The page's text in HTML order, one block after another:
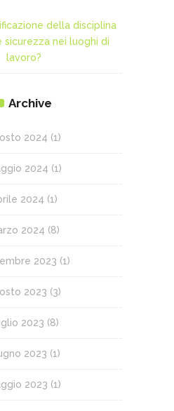
della disciplina
sicurezza nei luoghi di
lavoro?
Archive
2024 (1)
2024 (1)
2024 (1)
2024 (8)
2023 (1)
2023 (3)
2023 (8)
2023 (1)
2023 (1)